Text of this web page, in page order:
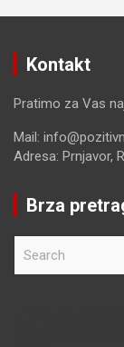
Kontakt
Pratimo za Vas
Mail:
Adresa: Prnjavor,
Brza